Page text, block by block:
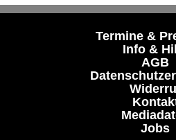
Termine &
Info &
AGB
Jobs